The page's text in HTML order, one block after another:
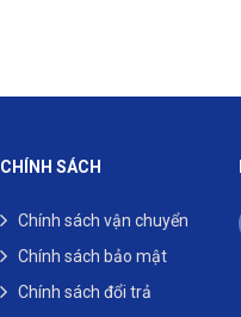
CHÍNH SÁCH
Chính sách vận chuyển
Chính sách bảo mật
Chính sách đổi trả